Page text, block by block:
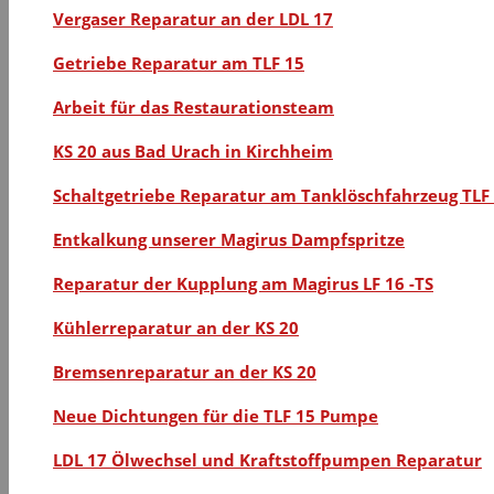
Vergaser Reparatur an der LDL 17
Getriebe Reparatur am TLF 15
Arbeit für das Restaurationsteam
KS 20 aus Bad Urach in Kirchheim
Schaltgetriebe Reparatur am Tanklöschfahrzeug TLF
Entkalkung unserer Magirus Dampfspritze
Reparatur der Kupplung am Magirus LF 16 -TS
Kühlerreparatur an der KS 20
Bremsenreparatur an der KS 20
Neue Dichtungen für die TLF 15 Pumpe
LDL 17 Ölwechsel und Kraftstoffpumpen Reparatur